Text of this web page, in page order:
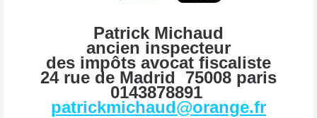
Patrick Michaud
ancien inspecteur
des impôts avocat fiscaliste
24 rue de Madrid 75008 paris
0143878891
patrickmichaud@orange.fr